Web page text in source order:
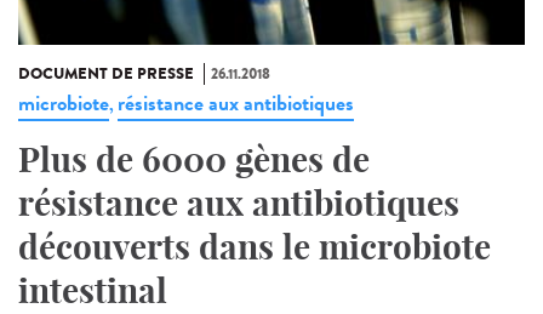
DOCUMENT DE PRESSE 26.11.2018
microbiote, résistance aux antibiotiques
Plus de 6000 gènes de
résistance aux antibiotiques
découverts dans le microbiote
intestinal